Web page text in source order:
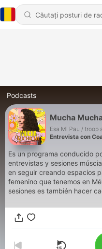
Podcasts
Mucha
Esa Mi Pau / troop
Entrevista con
Es un programa conducido
entrevistas y sesiones
en seguir creando espacios
femenino que tenemos en
sesiones es también hacer
brecha en los géneros
Si bien hace algunas
otro, hoy esa realidad ya no